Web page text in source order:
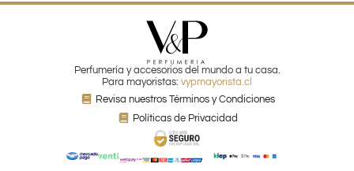
Perfumería y accesorios del mundo a tu casa.
Para mayoristas: vypmayorista.cl
Revisa nuestros Términos y Condiciones
Políticas de Privacidad